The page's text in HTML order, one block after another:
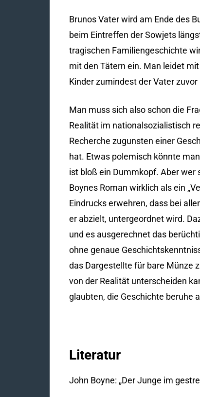
Brunos Vater wird am Ende des
beim Eintreffen der Sowjets
tragischen Familiengeschichte
mit den Tätern ein. Man leidet
Kinder zumindest der Vater
Man muss sich also schon die
Realität im nationalsozialistisch
Recherche zugunsten einer
hat. Etwas polemisch könnte
ist bloß ein Dummkopf. Aber wer
Boynes Roman wirklich als ein
Eindrucks erwehren, dass bei
er abzielt, untergeordnet wird.
und es ausgerechnet das
ohne genaue
das Dargestellte für bare Münze
von der Realität unterscheiden
glaubten, die Geschichte beruhe
Literatur
John Boyne: „Der Junge im